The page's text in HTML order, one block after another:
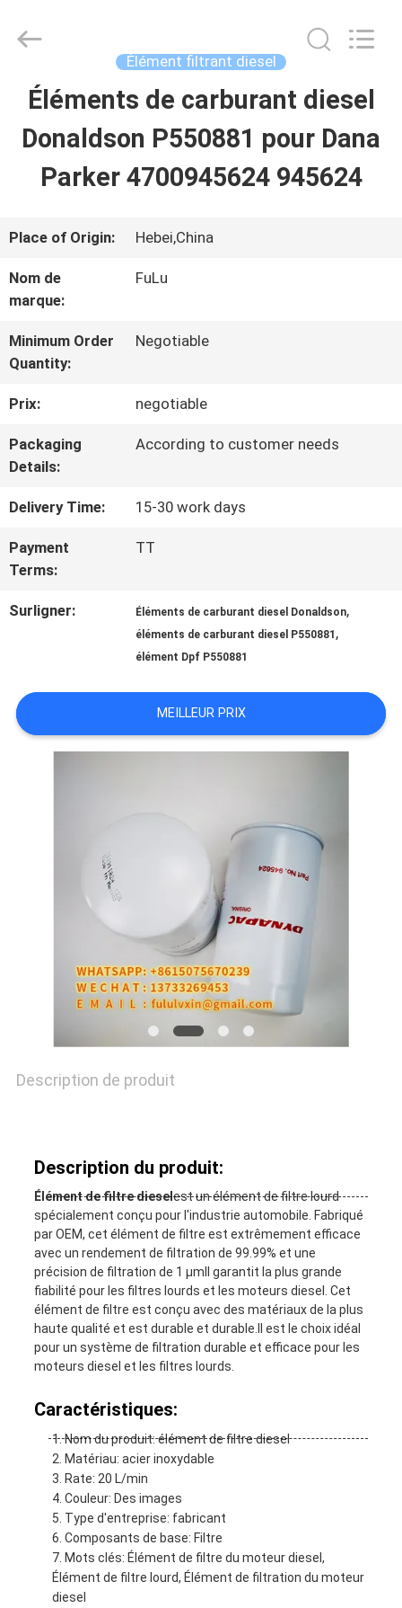
MAISON
PRODUITS
VIDÉOS
AU
SUJET
DE
NOUS
VISITE
D'USINE
CONTRÔLE
DE
CONTACTEZ-
Developed
Élément filtrant diesel
Éléments de carburant diesel
Donaldson P550881 pour Dana
Parker 4700945624 945624
Place of Origin: Hebei,China
Nom de
marque:
FuLu
Minimum Order
Quantity:
Negotiable
Prix: negotiable
Packaging
Details:
According to customer needs
Delivery Time: 15-30 work days
Payment
Terms:
TT
Surligner: Éléments de carburant diesel Donaldson,
éléments de carburant diesel P550881 ,
élément Dpf P550881
MEILLEUR PRIX
Description de produit
Description du produit:
Élément de filtre dieselest un élément de filtre lourd
spécialement conçu pour l'industrie automobile. Fabriqué
par OEM, cet élément de filtre est extrêmement efficace
avec un rendement de filtration de 99.99% et une
précision de filtration de 1 μmIl garantit la plus grande
fiabilité pour les filtres lourds et les moteurs diesel. Cet
élément de filtre est conçu avec des matériaux de la plus
haute qualité et est durable et durable.Il est le choix idéal
pour un système de filtration durable et efficace pour les
moteurs diesel et les filtres lourds.
Caractéristiques:
Nom du produit: élément de filtre diesel
Matériau: acier inoxydable
Rate: 20 L/min
Couleur: Des images
Type d'entreprise: fabricant
Composants de base: Filtre
Mots clés: Élément de filtre du moteur diesel,
Élément de filtre lourd, Élément de filtration du moteur
diesel